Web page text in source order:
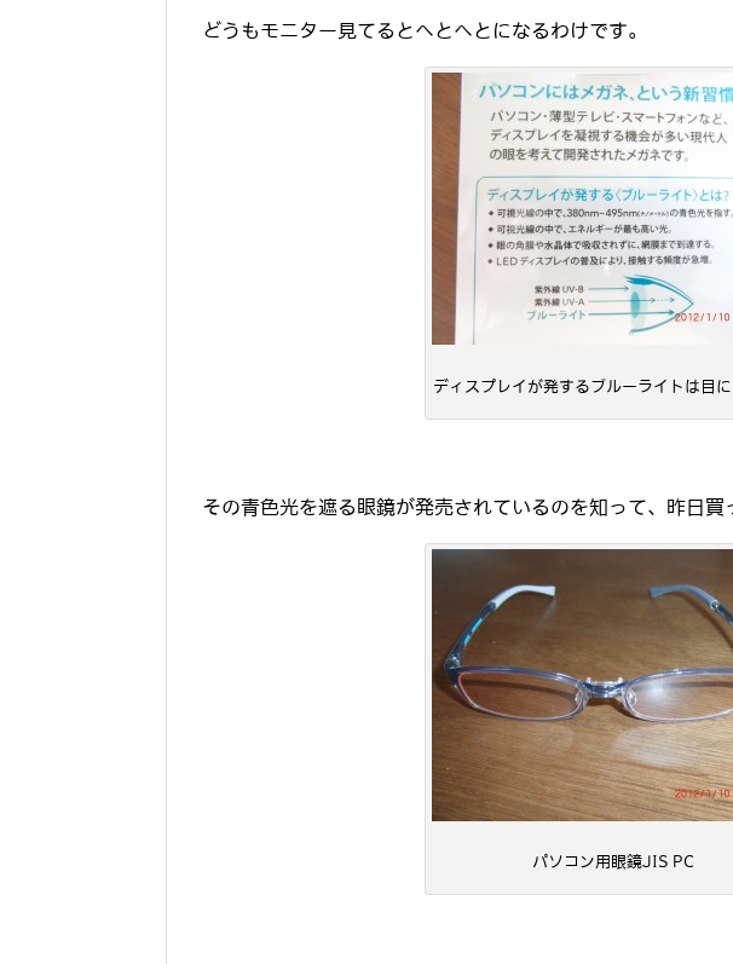
どうもモニター見てるとへとへとになるわけです。
ディスプレイが発するブルーライトは目
その青色光を遮る眼鏡が発売されているのを知って、昨日買
パソコン用眼鏡JIS PC